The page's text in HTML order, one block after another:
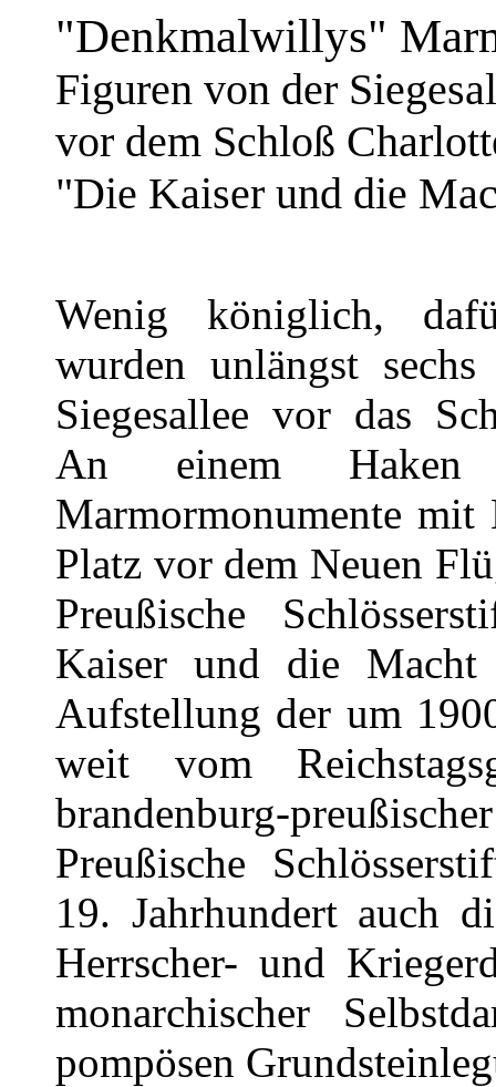
"Denkmalwillys"
Figuren von der
vor dem Schloß
"Die Kaiser und die
Wenig königlich,
wurden unlängst
Siegesallee vor das
An einem Haken
Marmormonumente mit
Platz vor dem Neuen
Preußische
Kaiser und die
Aufstellung der um
weit vom
brandenburg-
Preußische
19. Jahrhundert auch
Herrscher- und
monarchischer
pompösen